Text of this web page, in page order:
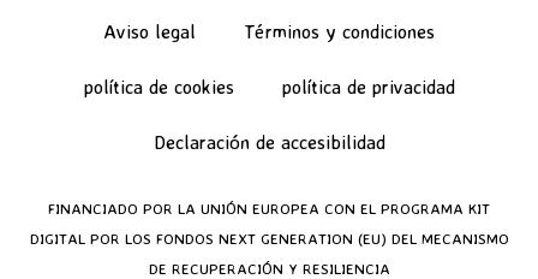
Aviso legal Términos y condiciones
política de cookies política de privacidad
Declaración de accesibilidad
FINANCIADO POR LA UNIÓN EUROPEA CON EL PROGRAMA KIT
DIGITAL POR LOS FONDOS NEXT GENERATION (EU) DEL MECANISMO
DE RECUPERACIÓN Y RESILIENCIA